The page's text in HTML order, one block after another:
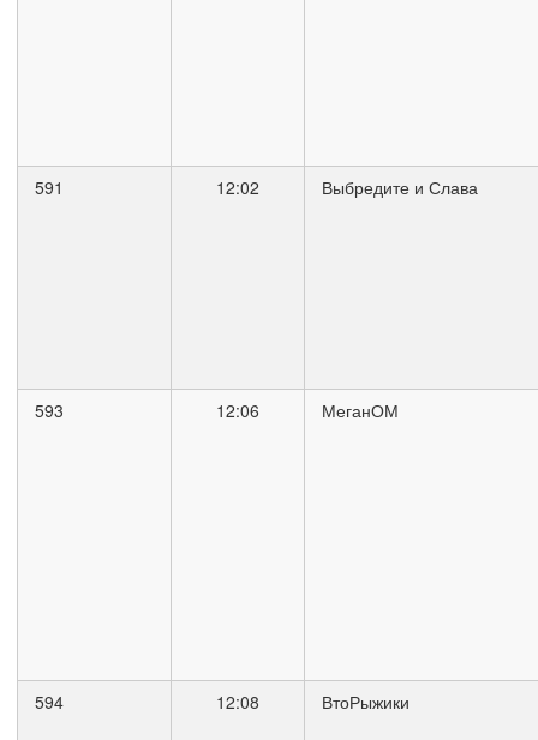
591 12:02 Выбредите и Слава
593 12:06 МеганОМ
594 12:08 ВтоРыжики